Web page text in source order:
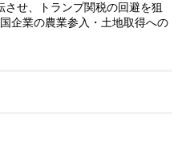
せ、トランプ関税の回避を狙
企業の農業参入・土地取得への